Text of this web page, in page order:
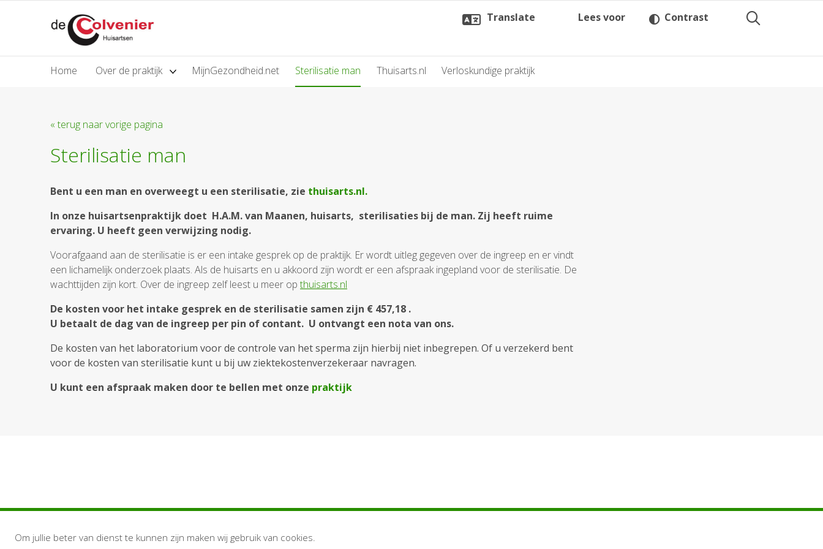
Translate Lees voor Contrast
Home Over de praktijk MijnGezondheid.net Sterilisatie man Thuisarts.nl Verloskundige praktijk
« terug naar vorige pagina
Sterilisatie man
Bent u een man en overweegt u een sterilisatie, zie thuisarts.nl.
In onze huisartsenpraktijk doet H.A.M. van Maanen, huisarts, sterilisaties bij de man. Zij heeft ruime
ervaring. U heeft geen verwijzing nodig.
Voorafgaand aan de sterilisatie is er een intake gesprek op de praktijk. Er wordt uitleg gegeven over de ingreep en er vindt
een lichamelijk onderzoek plaats. Als de huisarts en u akkoord zijn wordt er een afspraak ingepland voor de sterilisatie. De
wachttijden zijn kort. Over de ingreep zelf leest u meer opthuisarts.nl
De kosten voor het intake gesprek en de sterilisatie samen zijn € 457,18 .
U betaalt de dag van de ingreep per pin of contant. U ontvangt een nota van ons.
De kosten van het laboratorium voor de controle van het sperma zijn hierbij niet inbegrepen. Of u verzekerd bent
voor de kosten van sterilisatie kunt u bij uw ziektekostenverzekeraar navragen.
U kunt een afspraak maken door te bellen met onze praktijk
Om jullie beter van dienst te kunnen zijn maken wij gebruik van cookies.